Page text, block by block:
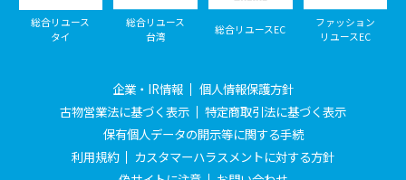
総合リユース
タイ
総合リユース
台湾
総合リユースEC
ファッション
リユースEC
企業・IR情報
個人情報保護方針
古物営業法に基づく表示
特定商取引法に基づく表示
保有個人データの開示等に関する手続
利用規約
カスタマーハラスメントに対する方針